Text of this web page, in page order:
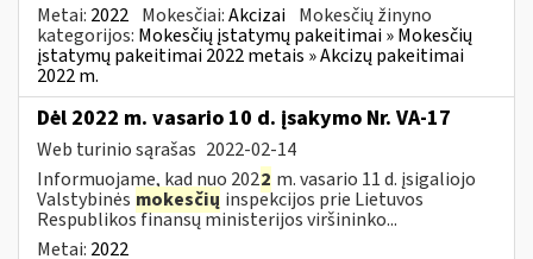
Metai: 2022 Mokesčiai:Akcizai Mokesčių žinyno
kategorijos: Mokesčių įstatymų pakeitimai » Mokesčių
įstatymų pakeitimai 2022 metais » Akcizų pakeitimai
2022 m.
Dėl 2022 m. vasario 10 d. įsakymo Nr. VA-17
Web turinio sąrašas 2022-02-14
Informuojame, kad nuo 2022 m. vasario 11 d. įsigaliojo
Valstybinės mokesčių inspekcijos prie Lietuvos
Respublikos finansų ministerijos viršininko...
Metai: 2022